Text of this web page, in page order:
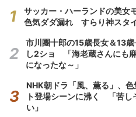
サッカー・ハーランドの美女
色気ダダ漏れ すらり神スタ
市川團十郎の15歳長女＆13
し2ショ 「海老蔵さんにも
になったな～」
NHK朝ドラ「風、薫る」、
ト登場シーンに沸く 「苦し
い」